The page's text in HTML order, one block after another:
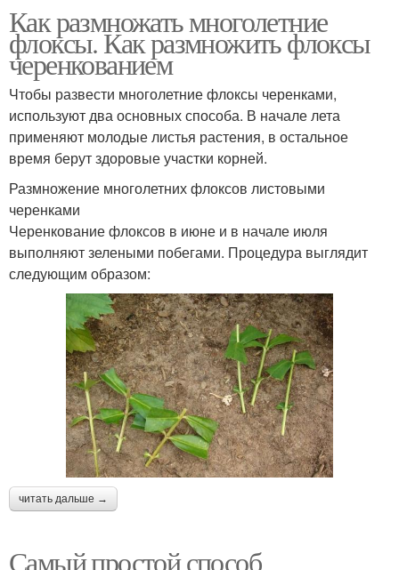
Как размножать многолетние
флоксы. Как размножить флоксы
черенкованием
Чтобы развести многолетние флоксы черенками,
используют два основных способа. В начале лета
применяют молодые листья растения, в остальное
время берут здоровые участки корней.
Размножение многолетних флоксов листовыми
черенками
Черенкование флоксов в июне и в начале июля
выполняют зелеными побегами. Процедура выглядит
следующим образом:
читать дальше →
Самый простой способ